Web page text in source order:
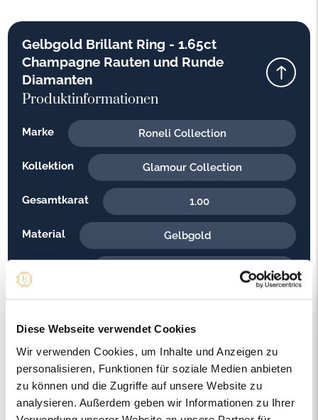
Diese Webseite verwendet Cookies
Wir verwenden Cookies, um Inhalte und Anzeigen zu
personalisieren, Funktionen für soziale Medien anbieten
zu können und die Zugriffe auf unsere Website zu
analysieren. Außerdem geben wir Informationen zu Ihrer
Gelbgold Brillant Ring - 1.65ct
Champagne Rauten und Runde
Diamanten
Produktinformationen
Marke Roneli Collection
Kollektion Glamour Collection
Gesamtkarat 1.00
Material Gelbgold
Feingehalt
Gewicht 7.70
Steinfarbe
Steinqualität SI2
Edelsteinfarbe Diamant